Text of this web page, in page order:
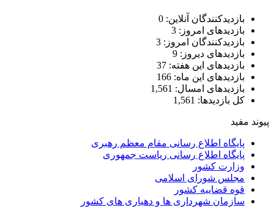
بازدیدکنندگان آنلاین: 0
بازدیدهای امروز: 3
بازدیدکنندگان امروز: 3
بازدیدهای دیروز: 9
بازدیدهای این هفته: 37
بازدیدهای این ماه: 166
بازدیدهای امسال: 1,561
کل بازدیدها: 1,561
پیوند مفید
پایگاه اطلاع رسانی مقام معظم رهبری
پایگاه اطلاع رسانی ریاست جمهوری
وزارت کشور
مجلس شورای اسلامی
قوه قضاییه کشور
سازمان شهرداری ها و دهیاری های کشور